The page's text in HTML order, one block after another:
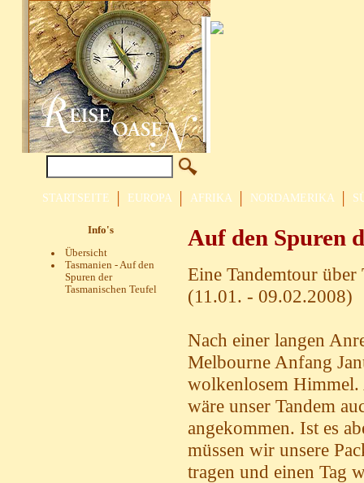
STARTSEITE EUROPA AFRIKA NORDAMERIKA
Info's
Übersicht
Tasmanien - Auf den
Spuren der
Tasmanischen Teufel
Auf den Spuren
Eine Tandemtour über
(11.01. - 09.02.2008)
Nach einer langen
Melbourne Anfang
wolkenlosem
wäre unser Tandem
angekommen. Ist es
müssen wir unsere
tragen und einen Tag